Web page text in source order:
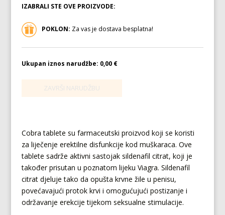
IZABRALI STE OVE PROIZVODE:
POKLON: Za vas je dostava besplatna!
Ukupan iznos narudžbe: 0,00 €
Cobra tablete su farmaceutski proizvod koji se koristi
za liječenje erektilne disfunkcije kod muškaraca. Ove
tablete sadrže aktivni sastojak sildenafil citrat, koji je
također prisutan u poznatom lijeku Viagra. Sildenafil
citrat djeluje tako da opušta krvne žile u penisu,
povećavajući protok krvi i omogućujući postizanje i
održavanje erekcije tijekom seksualne stimulacije.